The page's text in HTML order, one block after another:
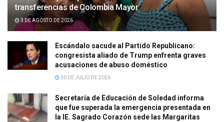
transferencias de Colombia Mayor
3 DE AGOSTO DE 2026
Escándalo sacude al Partido Republicano:
congresista aliado de Trump enfrenta graves
acusaciones de abuso doméstico
30 DE JULIO DE 2026
Secretaría de Educación de Soledad informa
que fue superada la emergencia presentada en
la IE. Sagrado Corazón sede las Margaritas